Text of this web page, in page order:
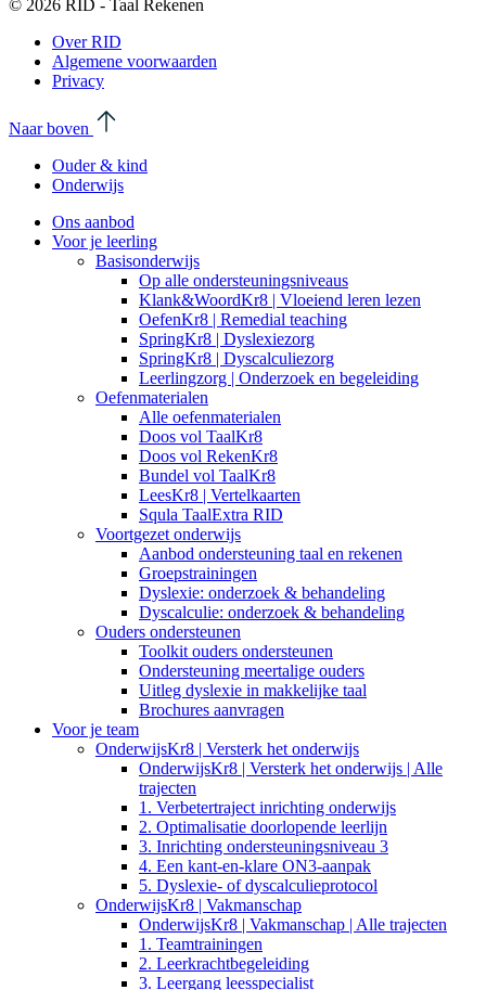
© 2026 RID - Taal Rekenen
Over RID
Algemene voorwaarden
Privacy
Naar boven
Ouder & kind
Onderwijs
Ons aanbod
Voor je leerling
Basisonderwijs
Op alle ondersteuningsniveaus
Klank&WoordKr8 | Vloeiend leren lezen
OefenKr8 | Remedial teaching
SpringKr8 | Dyslexiezorg
SpringKr8 | Dyscalculiezorg
Leerlingzorg | Onderzoek en begeleiding
Oefenmaterialen
Alle oefenmaterialen
Doos vol TaalKr8
Doos vol RekenKr8
Bundel vol TaalKr8
LeesKr8 | Vertelkaarten
Squla TaalExtra RID
Voortgezet onderwijs
Aanbod ondersteuning taal en rekenen
Groepstrainingen
Dyslexie: onderzoek & behandeling
Dyscalculie: onderzoek & behandeling
Ouders ondersteunen
Toolkit ouders ondersteunen
Ondersteuning meertalige ouders
Uitleg dyslexie in makkelijke taal
Brochures aanvragen
Voor je team
OnderwijsKr8 | Versterk het onderwijs
OnderwijsKr8 | Versterk het onderwijs | Alle
trajecten
1. Verbetertraject inrichting onderwijs
2. Optimalisatie doorlopende leerlijn
3. Inrichting ondersteuningsniveau 3
4. Een kant-en-klare ON3-aanpak
5. Dyslexie- of dyscalculieprotocol
OnderwijsKr8 | Vakmanschap
OnderwijsKr8 | Vakmanschap | Alle trajecten
1. Teamtrainingen
2. Leerkrachtbegeleiding
3. Leergang leesspecialist